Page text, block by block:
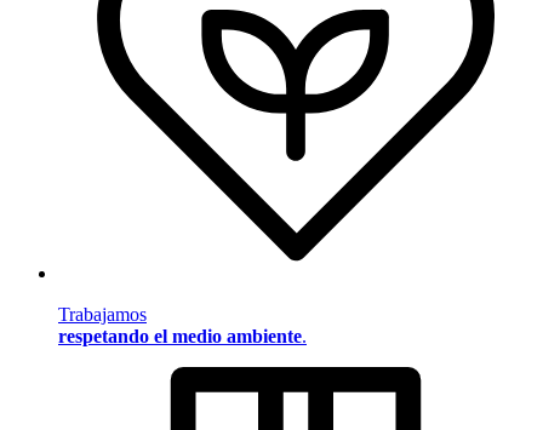
Trabajamos
respetando el medio ambiente.